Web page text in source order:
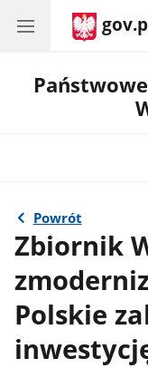
Powrót
Zbiornik
Polskie